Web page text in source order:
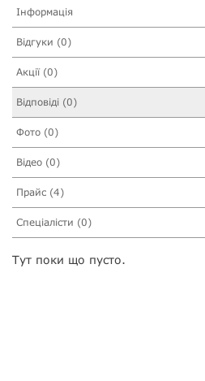
Інформація
Відгуки (0)
Акції (0)
Відповіді (0)
Фото (0)
Відео (0)
Прайс (4)
Спеціалісти (0)
Тут поки що пусто.